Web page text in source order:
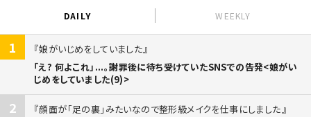
DAILY WEEKLY
1
娘がいじめをしていました
「え? 何よこれ」...。謝罪後に待ち受けていたSNSでの告発<娘がい
じめをしていました(9)>
2
顔面が「足の裏」みたいなので整形級メイクを仕事にしました